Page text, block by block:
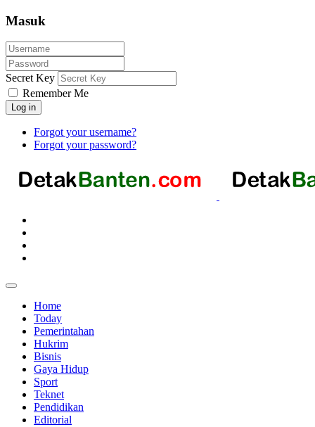
Masuk
Secret Key
Remember Me
Log in
Forgot your username?
Forgot your password?
Home
Today
Pemerintahan
Hukrim
Bisnis
Gaya Hidup
Sport
Teknet
Pendidikan
Editorial